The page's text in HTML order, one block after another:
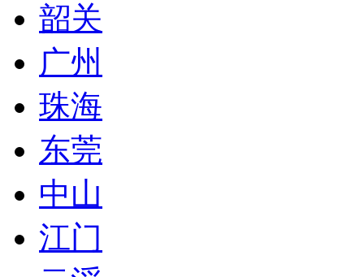
韶关
广州
珠海
东莞
中山
江门